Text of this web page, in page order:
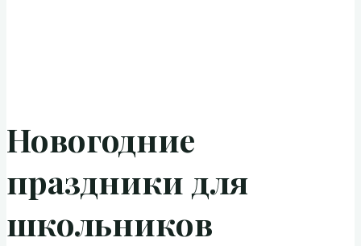
Новогодние
праздники для
школьников